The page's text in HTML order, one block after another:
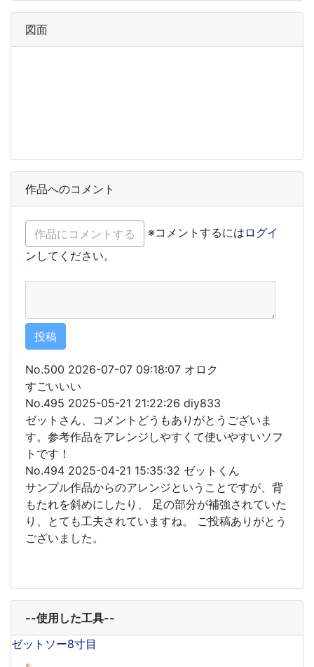
図面
作品へのコメント
※コメントするには ログイ
ン してください。
No.500 2026-07-07 09:18:07 オロク
すごいいい
No.495 2025-05-21 21:22:26 diy833
ゼットさん、コメントどうもありがとうございま
す。参考作品をアレンジしやすくて使いやすいソフ
トです！
No.494 2025-04-21 15:35:32 ゼットくん
サンプル作品からのアレンジということですが、背
もたれを斜めにしたり、 足の部分が補強されていた
り、とても工夫されていますね。 ご投稿ありがとう
ございました。
--使用した工具--
ゼットソー8寸目